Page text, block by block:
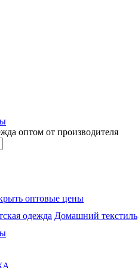
оптом от производителя
оптовые цены
одежда Домашний текстиль